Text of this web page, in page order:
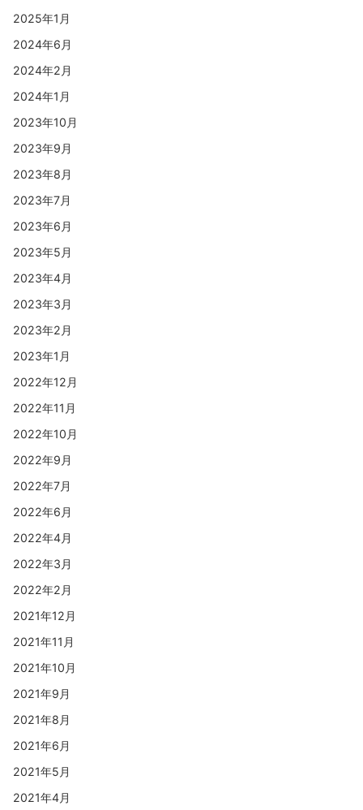
2025年1月
2024年6月
2024年2月
2024年1月
2023年10月
2023年9月
2023年8月
2023年7月
2023年6月
2023年5月
2023年4月
2023年3月
2023年2月
2023年1月
2022年12月
2022年11月
2022年10月
2022年9月
2022年7月
2022年6月
2022年4月
2022年3月
2022年2月
2021年12月
2021年11月
2021年10月
2021年9月
2021年8月
2021年6月
2021年5月
2021年4月